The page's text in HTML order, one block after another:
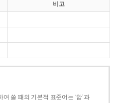
비고
여 쓸 때의 기본적 표준어는 ‘암’과